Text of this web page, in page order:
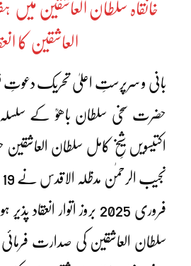
خانقاہ سلطان العاشقین میں
العاشقین کا
بانی و سرپرستِ اعلیٰ تحریک دعوتِ
حضرت سخی سلطان باھوؒ کے
اکتیسویں شیخِ کامل سلطان
فروری 2025 بروز اتوار
سلطان العاشقین کی صدارت